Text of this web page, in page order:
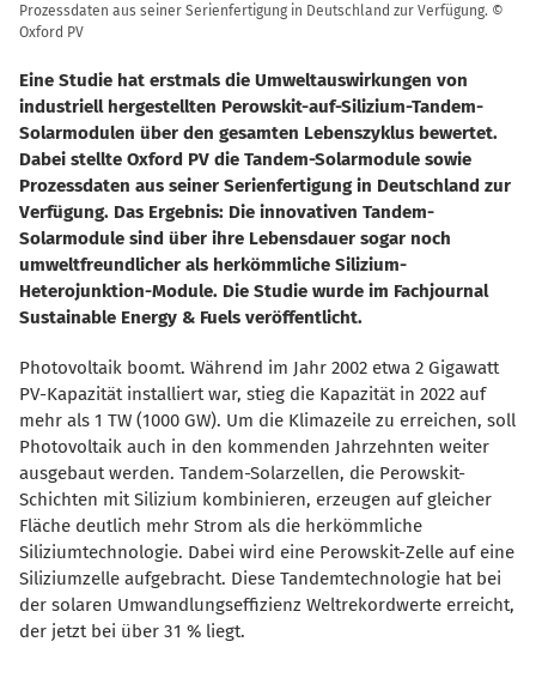
Prozessdaten aus seiner Serienfertigung in Deutschland zur Verfügung. ©
Oxford PV
Eine Studie hat erstmals die Umweltauswirkungen von
industriell hergestellten Perowskit-auf-Silizium-Tandem-
Solarmodulen über den gesamten Lebenszyklus bewertet.
Dabei stellte Oxford PV die Tandem-Solarmodule sowie
Prozessdaten aus seiner Serienfertigung in Deutschland zur
Verfügung. Das Ergebnis: Die innovativen Tandem-
Solarmodule sind über ihre Lebensdauer sogar noch
umweltfreundlicher als herkömmliche Silizium-
Heterojunktion-Module. Die Studie wurde im Fachjournal
Sustainable Energy & Fuels veröffentlicht.
Photovoltaik boomt. Während im Jahr 2002 etwa 2 Gigawatt
PV-Kapazität installiert war, stieg die Kapazität in 2022 auf
mehr als 1 TW (1000 GW). Um die Klimazeile zu erreichen, soll
Photovoltaik auch in den kommenden Jahrzehnten weiter
ausgebaut werden. Tandem-Solarzellen, die Perowskit-
Schichten mit Silizium kombinieren, erzeugen auf gleicher
Fläche deutlich mehr Strom als die herkömmliche
Siliziumtechnologie. Dabei wird eine Perowskit-Zelle auf eine
Siliziumzelle aufgebracht. Diese Tandemtechnologie hat bei
der solaren Umwandlungseffizienz Weltrekordwerte erreicht,
der jetzt bei über 31 % liegt.